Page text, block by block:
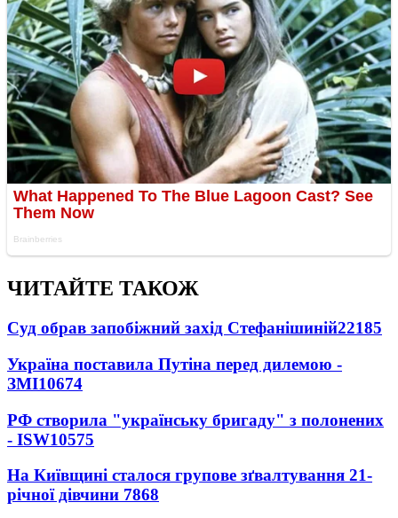
ЧИТАЙТЕ ТАКОЖ
Суд обрав запобіжний захід Стефанішиній22185
Україна поставила Путіна перед дилемою -
ЗМІ10674
РФ створила "українську бригаду" з полонених
- ISW10575
На Київщині сталося групове зґвалтування 21-
річної дівчини 7868